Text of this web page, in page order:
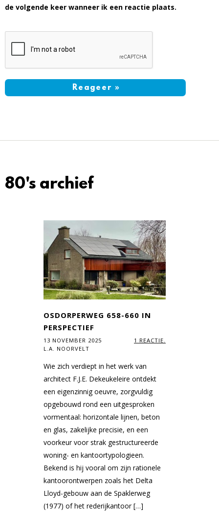
de volgende keer wanneer ik een reactie plaats.
80's archief
OSDORPERWEG 658-660 IN
PERSPECTIEF
13 NOVEMBER 2025
1 REACTIE.
L.A. NOORVELT
Wie zich verdiept in het werk van
architect F.J.E. Dekeukeleire ontdekt
een eigenzinnig oeuvre, zorgvuldig
opgebouwd rond een uitgesproken
vormentaal: horizontale lijnen, beton
en glas, zakelijke precisie, en een
voorkeur voor strak gestructureerde
woning- en kantoortypologieen.
Bekend is hij vooral om zijn rationele
kantoorontwerpen zoals het Delta
Lloyd-gebouw aan de Spaklerweg
(1977) of het rederijkantoor […]